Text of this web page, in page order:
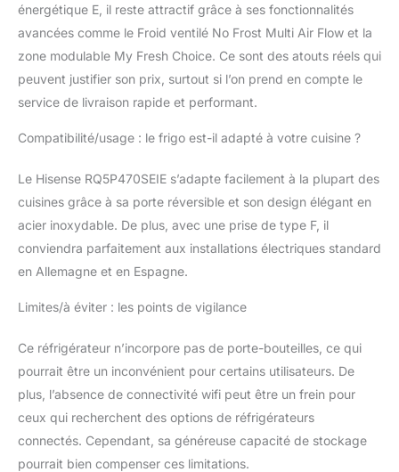
énergétique E, il reste attractif grâce à ses fonctionnalités
avancées comme le Froid ventilé No Frost Multi Air Flow et la
zone modulable My Fresh Choice. Ce sont des atouts réels qui
peuvent justifier son prix, surtout si l’on prend en compte le
service de livraison rapide et performant.
Compatibilité/usage : le frigo est-il adapté à votre cuisine ?
Le Hisense RQ5P470SEIE s’adapte facilement à la plupart des
cuisines grâce à sa porte réversible et son design élégant en
acier inoxydable. De plus, avec une prise de type F, il
conviendra parfaitement aux installations électriques standard
en Allemagne et en Espagne.
Limites/à éviter : les points de vigilance
Ce réfrigérateur n’incorpore pas de porte-bouteilles, ce qui
pourrait être un inconvénient pour certains utilisateurs. De
plus, l’absence de connectivité wifi peut être un frein pour
ceux qui recherchent des options de réfrigérateurs
connectés. Cependant, sa généreuse capacité de stockage
pourrait bien compenser ces limitations.